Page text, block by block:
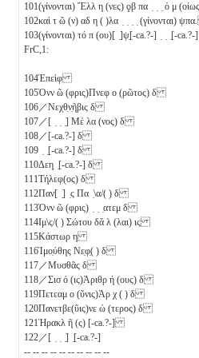
101(γίνονται) Ἔλλ η (νες) ϙβ πα ̣ ̣ ̣ ὁ μ
102καὶ τ ῶ (ν) αδ η ( )λα ̣ ̣ ̣ ̣ (γίνονται) ψπα
103(γίνονται) τό π (ου)[ ̣]ψ̣[-ca.?-] ̣ ̣ ̣[-ca.?-]
FrC,1:
104Ἐπεὶφ
105Ὀνν ῶ (φρις)Πνεφ ο (ρῶτος) δ
106 ／Νεχθ̣ν̣ῆβις δ
107 ／[ ̣ ̣ ̣] Μέ λα (νος) δ
108 ／[-ca.?-] δ
109 ̣ ̣[-ca.?-] δ
110Δεη̣ ̣[-ca.?-] δ
111Τήλεφ(ος) δ
112Παν[ ̣] ̣ς Πα ̣\α/( ) δ
113Ὀνν ῶ (φρις) ̣ ̣ ̣ατεμ δ
114Ιμ\ς/( ) Σώτου δἄ λ (λαι) ιϛ
115Κάστωρ η
116Ἰμο̣ύθης Νε̣φ̣( ) δ
117 ／Μυσθᾶς δ
118 ／Σισό (ις)Ἁριθρ ή (ους) δ
119Πετεαμ ο (ῦνις)Ἀρ χ ( ) δ
120Πανετβε(ῦις)νε ώ (τερος) δ
121Ἡρακλ ῆ (ς) [-ca.?-]
122 ／[ ̣ ̣ ̣] ̣[-ca.?-]
-- -- -- -- -- -- -- -- -- --